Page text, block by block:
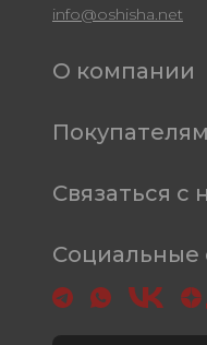
info@oshisha.net
О компании
Покупателям
Связаться с
Социальные